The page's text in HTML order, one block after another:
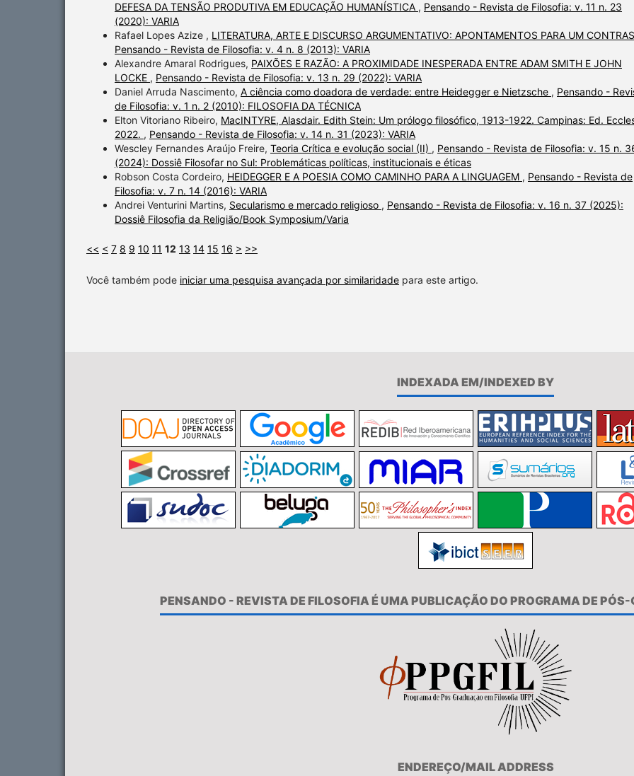
DEFESA DA TENSÃO PRODUTIVA EM EDUCAÇÃO HUMANÍSTICA , Pensando - Revista de Filosofia: v. 11 n. 23
(2020): VARIA
Rafael Lopes Azize , LITERATURA, ARTE E DISCURSO ARGUMENTATIVO: APONTAMENTOS PARA UM
Pensando - Revista de Filosofia: v. 4 n. 8 (2013): VARIA
Alexandre Amaral Rodrigues, PAIXÕES E RAZÃO: A PROXIMIDADE INESPERADA ENTRE ADAM SMITH E JOHN
LOCKE , Pensando - Revista de Filosofia: v. 13 n. 29 (2022): VARIA
Daniel Arruda Nascimento, A ciência como doadora de verdade: entre Heidegger e Nietzsche , Pensando -
de Filosofia: v. 1 n. 2 (2010): FILOSOFIA DA TÉCNICA
Elton Vitoriano Ribeiro, MacINTYRE, Alasdair. Edith Stein: Um prólogo filosófico, 1913-1922. Campinas: Ed.
2022. , Pensando - Revista de Filosofia: v. 14 n. 31 (2023): VARIA
Wescley Fernandes Araújo Freire, Teoria Crítica e evolução social (II) , Pensando - Revista de Filosofia: v. 15 n.
(2024): Dossiê Filosofar no Sul: Problemáticas políticas, institucionais e éticas
Robson Costa Cordeiro, HEIDEGGER E A POESIA COMO CAMINHO PARA A LINGUAGEM , Pensando - Revista de
Filosofia: v. 7 n. 14 (2016): VARIA
Andrei Venturini Martins, Secularismo e mercado religioso , Pensando - Revista de Filosofia: v. 16 n. 37 (2025):
Dossiê Filosofia da Religião/Book Symposium/Varia
<< < 7 8 9 10 11 12 13 14 15 16 > >>
Você também pode iniciar uma pesquisa avançada por similaridade para este artigo.
INDEXADA EM/INDEXED BY
PENSANDO - REVISTA DE FILOSOFIA É UMA PUBLICAÇÃO DO PROGRAMA DE
ENDEREÇO/MAIL ADDRESS